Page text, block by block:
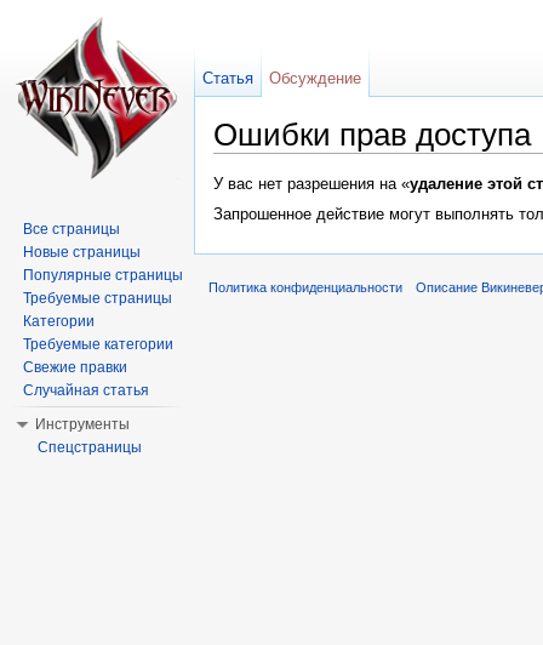
Ошибки прав доступа
У вас нет разрешения на «удаление этой
Запрошенное действие могут выполнять
Статья Обсуждение
Все страницы
Новые страницы
Популярные страницы
Требуемые страницы
Категории
Требуемые категории
Свежие правки
Случайная статья
Инструменты
Спецстраницы
Политика конфиденциальности Описание